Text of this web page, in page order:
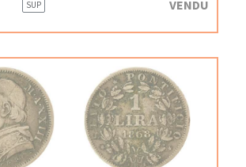
SUP VENDU